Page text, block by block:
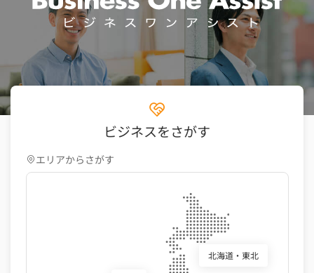
ビジネスをさがす
エリアからさがす
北海道・東北